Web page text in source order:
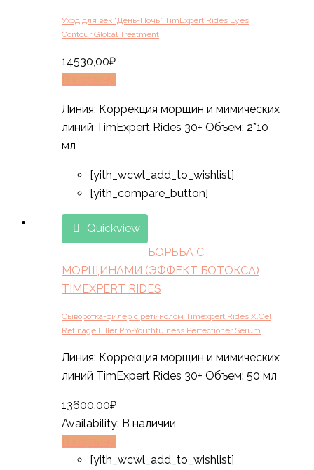
Уход для век “День-Ночь” TimExpert Rides Eyes
Contour Global Treatment
14530,00₽
Линия: Коррекция морщин и мимических
линий TimExpert Rides 30+ Объем: 2*10
мл
[yith_wcwl_add_to_wishlist]
[yith_compare_button]
Quickview
БОРЬБА С
МОРЩИНАМИ (ЭФФЕКТ БОТОКСА)
TIMEXPERT RIDES
Сыворотка-филер с ретинолом Timexpert Rides X.Cel
Retinage Filler Pro-Youthfulness Perfectioner Serum
Линия: Коррекция морщин и мимических
линий TimExpert Rides 30+ Объем: 50 мл
13600,00₽
Availability: В наличии
[yith_wcwl_add_to_wishlist]